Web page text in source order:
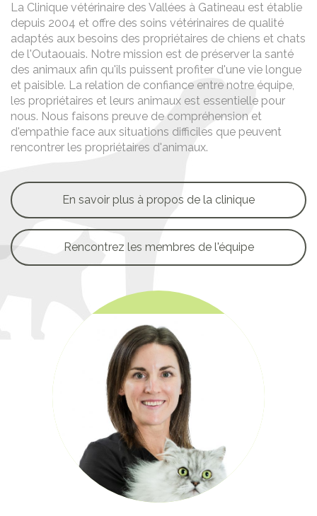
La Clinique vétérinaire des Vallées à Gatineau est établie
depuis 2004 et offre des soins vétérinaires de qualité
adaptés aux besoins des propriétaires de chiens et chats
de l'Outaouais. Notre mission est de préserver la santé
des animaux afin qu'ils puissent profiter d'une vie longue
et paisible. La relation de confiance entre notre équipe,
les propriétaires et leurs animaux est essentielle pour
nous. Nous faisons preuve de compréhension et
d'empathie face aux situations difficiles que peuvent
rencontrer les propriétaires d'animaux.
En savoir plus à propos de la clinique
Rencontrez les membres de l'équipe